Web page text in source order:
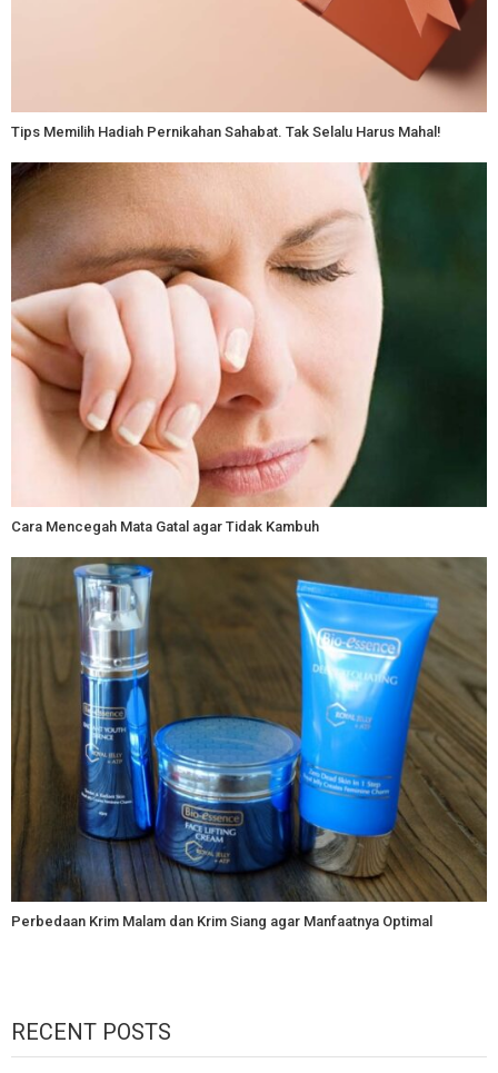
Tips Memilih Hadiah Pernikahan Sahabat. Tak Selalu Harus Mahal!
Cara Mencegah Mata Gatal agar Tidak Kambuh
Perbedaan Krim Malam dan Krim Siang agar Manfaatnya Optimal
RECENT POSTS